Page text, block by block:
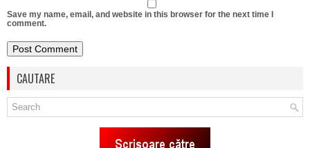
Save my name, email, and website in this browser for the next time I
comment.
CAUTARE